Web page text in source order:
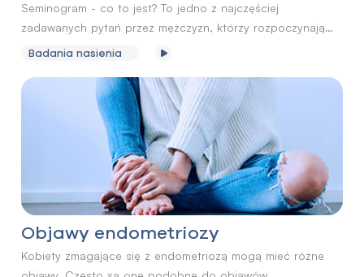
Seminogram - co to jest? To jedno z najczęściej
zadawanych pytań przez mężczyzn, którzy rozpoczynają
diagnostykę swojej płodności. Seminogram, inaczej zwany
badanie laboratoryjne, które pozwala ocenić jakość
ejakulatu oraz zdolność plemników do zapłodnienia
komórki jajowej. Badanie nasienia wykonuje się najczęściej
w sytuacji, gdy para bezskutecznie stara się o dziecko
przez dłuższy czas.
Badania nasienia
Objawy endometriozy
Kobiety zmagające się z endometriozą mogą mieć różne